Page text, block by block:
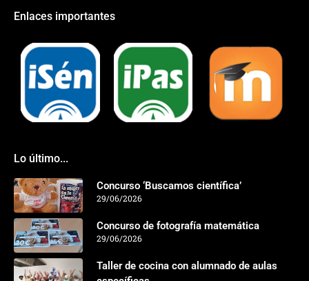
Enlaces importantes
Lo último...
Concurso ‘Buscamos científica’
29/06/2026
Concurso de fotografía matemática
29/06/2026
Taller de cocina con alumnado de aulas